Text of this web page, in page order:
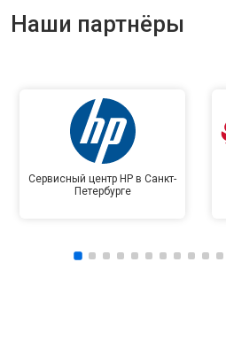
Наши партнёры
Сервисный центр HP в Санкт-
Петербурге